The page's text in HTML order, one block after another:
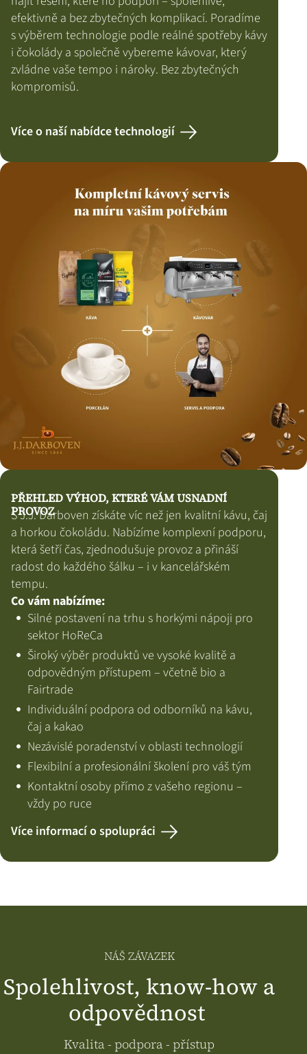
efektivně a bez zbytečných komplikací. Poradíme
s výběrem technologie podle reálné spotřeby kávy
i čokolády a společně vybereme kávovar, který
zvládne vaše tempo i nároky. Bez zbytečných
kompromisů.
Více o naší nabídce technologií
PŘEHLED VÝHOD, KTERÉ VÁM USNADNÍ
PROVOZ
S J.J. Darboven získáte víc než jen kvalitní kávu, čaj
a horkou čokoládu. Nabízíme komplexní podporu,
která šetří čas, zjednodušuje provoz a přináší
radost do každého šálku – i v kancelářském
tempu.
Co vám nabízíme:
Silné postavení na trhu s horkými nápoji pro
sektor HoReCa
Široký výběr produktů ve vysoké kvalitě a
odpovědným přístupem – včetně bio a
Fairtrade
Individuální podpora od odborníků na kávu,
čaj a kakao
Nezávislé poradenství v oblasti technologií
Flexibilní a profesionální školení pro váš tým
Kontaktní osoby přímo z vašeho regionu –
vždy po ruce
Více informací o spolupráci
NÁŠ ZÁVAZEK
Spolehlivost, know-how a
odpovědnost
Kvalita - podpora - přístup